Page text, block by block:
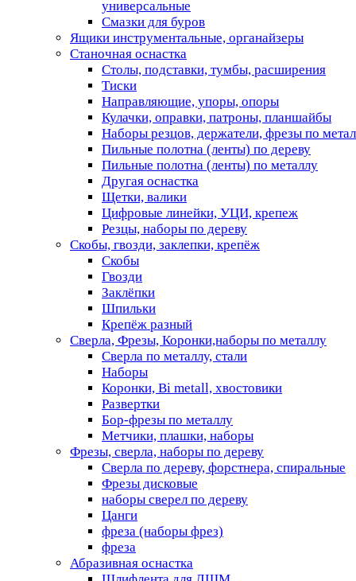
универсальные
Смазки для буров
Ящики инструментальные, органайзеры
Станочная оснастка
Столы, подставки, тумбы, расширения
Тиски
Направляющие, упоры, опоры
Кулачки, оправки, патроны, планшайбы
Наборы резцов, держатели, фрезы по
Пильные полотна (ленты) по дереву
Пильные полотна (ленты) по металлу
Другая оснастка
Щетки, валики
Цифровые линейки, УЦИ, крепеж
Резцы, наборы по дереву
Скобы, гвозди, заклепки, крепёж
Скобы
Гвозди
Заклёпки
Шпильки
Крепёж разный
Сверла, Фрезы, Коронки,наборы по металлу
Сверла по металлу, стали
Наборы
Коронки, Bi metall, хвостовики
Развертки
Бор-фрезы по металлу
Метчики, плашки, наборы
Фрезы, сверла, наборы по дереву
Сверла по дереву, форстнера, спиральные
Фрезы дисковые
наборы сверел по дереву
Цанги
фреза (наборы фрез)
фреза
Абразивная оснастка